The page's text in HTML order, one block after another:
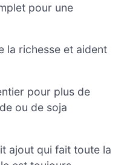
pour une
richesse et aident
pour plus de
ou de soja
ajout qui fait toute la